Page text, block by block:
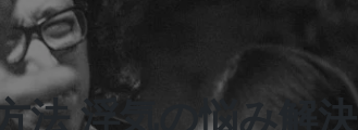
法 浮気の悩み解決